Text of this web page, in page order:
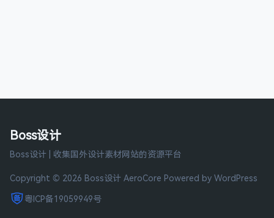
Boss设计
Boss设计 | 收集国外设计素材网站的资源平台
Copyright © 2026 Boss设计 AeroCore Powered by WordPress
粤ICP备19059949号